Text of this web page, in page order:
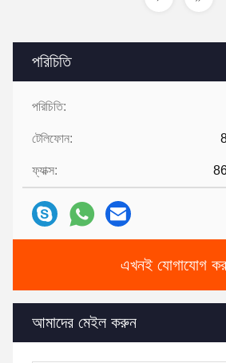
পরিচিতি
পরিচিতি:
টেলিফোন:
ফ্যাক্স:
এখনই যোগাযোগ
আমাদের মেইল ​​করুন